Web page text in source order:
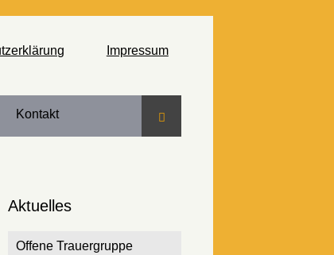
Impressum
Kontakt Suche
Aktuelles
Offene Trauergruppe